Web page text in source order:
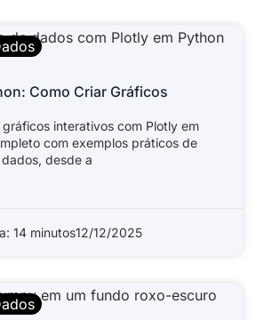
Como Criar Gráficos
interativos com Plotly em
com exemplos práticos de
desde a
14 minutos12/12/2025